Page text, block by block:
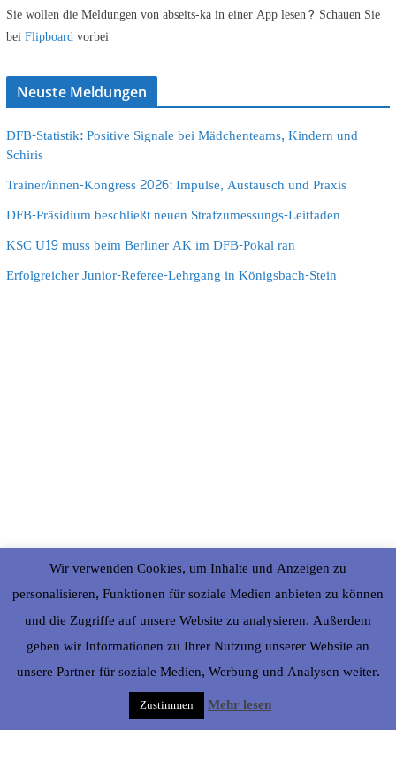
Sie wollen die Meldungen von abseits-ka in einer App lesen? Schauen Sie
beiFlipboardvorbei
Neuste Meldungen
DFB-Statistik: Positive Signale bei Mädchenteams, Kindern und
Schiris
Trainer/innen-Kongress 2026: Impulse, Austausch und Praxis
DFB-Präsidium beschließt neuen Strafzumessungs-Leitfaden
KSC U19 muss beim Berliner AK im DFB-Pokal ran
Erfolgreicher Junior-Referee-Lehrgang in Königsbach-Stein
Wir verwenden Cookies, um Inhalte und Anzeigen zu
personalisieren, Funktionen für soziale Medien anbieten zu können
und die Zugriffe auf unsere Website zu analysieren. Außerdem
geben wir Informationen zu Ihrer Nutzung unserer Website an
unsere Partner für soziale Medien, Werbung und Analysen weiter.
Zustimmen Mehr lesen